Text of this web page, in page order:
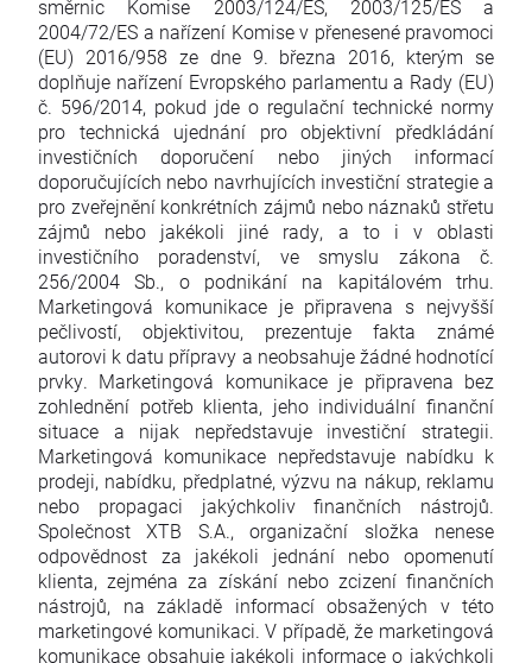
směrnic Komise 2003/124/ES, 2003/125/ES a
2004/72/ES a nařízení Komise v přenesené pravomoci
(EU) 2016/958 ze dne 9. března 2016, kterým se
doplňuje nařízení Evropského parlamentu a Rady (EU)
č. 596/2014, pokud jde o regulační technické normy
pro technická ujednání pro objektivní předkládání
investičních doporučení nebo jiných informací
doporučujících nebo navrhujících investiční strategie a
pro zveřejnění konkrétních zájmů nebo náznaků střetu
zájmů nebo jakékoli jiné rady, a to i v oblasti
investičního poradenství, ve smyslu zákona č.
256/2004 Sb., o podnikání na kapitálovém trhu.
Marketingová komunikace je připravena s nejvyšší
pečlivostí, objektivitou, prezentuje fakta známé
autorovi k datu přípravy a neobsahuje žádné hodnotící
prvky. Marketingová komunikace je připravena bez
zohlednění potřeb klienta, jeho individuální finanční
situace a nijak nepředstavuje investiční strategii.
Marketingová komunikace nepředstavuje nabídku k
prodeji, nabídku, předplatné, výzvu na nákup, reklamu
nebo propagaci jakýchkoliv finančních nástrojů.
Společnost XTB S.A., organizační složka nenese
odpovědnost za jakékoli jednání nebo opomenutí
klienta, zejména za získání nebo zcizení finančních
nástrojů, na základě informací obsažených v této
marketingové komunikaci. V případě, že marketingová
komunikace obsahuje jakékoli informace o jakýchkoli